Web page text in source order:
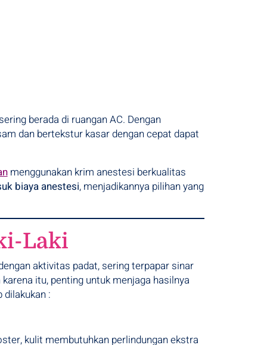
berada di ruangan AC. Dengan
dan bertekstur kasar dengan cepat dapat
menggunakan krim anestesi berkualitas
biaya anestesi, menjadikannya pilihan yang
Laki
aktivitas padat, sering terpapar sinar
itu, penting untuk menjaga hasilnya
:
kulit membutuhkan perlindungan ekstra